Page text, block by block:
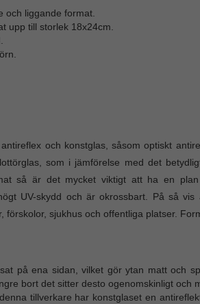
och liggande format.
upp till storlek 18x24cm.
och konstglas, såsom optiskt
som i jämförelse med det
så är det mycket viktigt att ha en
UV-skydd och är okrossbart. På så vis
förskolor, sjukhus och offentliga platser.
på ena sidan, vilket gör ytan matt och
bort det sitter desto ogenomskinligt och
tillverkare har konstglaset en